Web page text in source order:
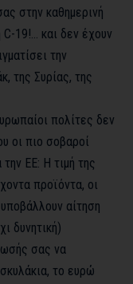
στην καθημερινή
19!… και δεν έχουν
την
της Συρίας, της
πολίτες δεν
οι πιο σοβαροί
την ΕΕ: Η τιμή της
προϊόντα, οι
αίτηση
δυνητική)
σας να
το ευρώ